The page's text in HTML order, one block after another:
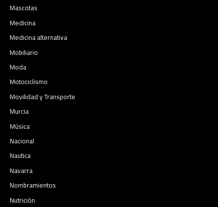
Mascotas
Medicina
Medicina alternativa
Mobiliario
Moda
Motociclismo
Movilidad y Transporte
Murcia
Música
Nacional
Nautica
Navarra
Nombramientos
Nutrición